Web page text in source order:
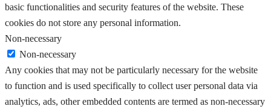
basic functionalities and security features of the website. These
cookies do not store any personal information.
Non-necessary
Non-necessary
Any cookies that may not be particularly necessary for the website
to function and is used specifically to collect user personal data via
analytics, ads, other embedded contents are termed as non-necessary